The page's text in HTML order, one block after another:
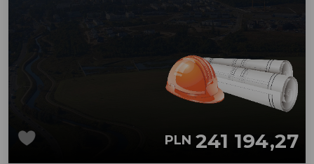
PLN 241 194,27